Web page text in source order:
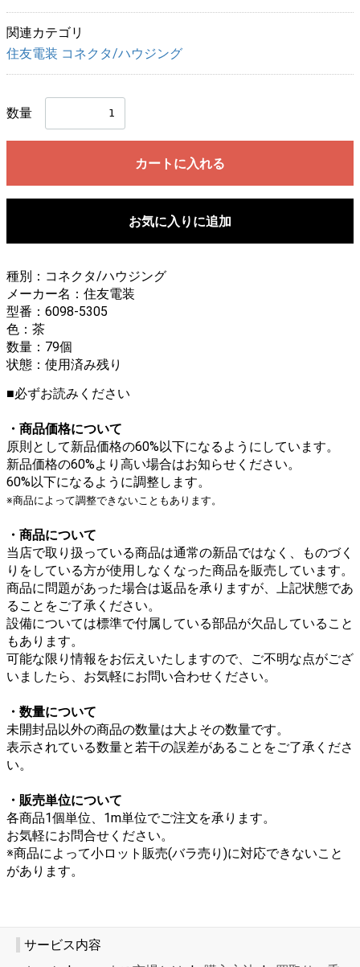
関連カテゴリ
住友電装 コネクタ/ハウジング
数量
カートに入れる
お気に入りに追加
種別：コネクタ/ハウジング
メーカー名：住友電装
型番：6098-5305
色：茶
数量：79個
状態：使用済み残り
■必ずお読みください
・商品価格について
原則として新品価格の60%以下になるようにしています。
新品価格の60%より高い場合はお知らせください。
60%以下になるように調整します。
※商品によって調整できないこともあります。
・商品について
当店で取り扱っている商品は通常の新品ではなく、ものづく
りをしている方が使用しなくなった商品を販売しています。
商品に問題があった場合は返品を承りますが、上記状態であ
ることをご了承ください。
設備については標準で付属している部品が欠品していること
もあります。
可能な限り情報をお伝えいたしますので、ご不明な点がござ
いましたら、お気軽にお問い合わせください。
・数量について
未開封品以外の商品の数量は大よその数量です。
表示されている数量と若干の誤差があることをご了承くださ
い。
・販売単位について
各商品1個単位、1m単位でご注文を承ります。
お気軽にお問合せください。
※商品によって小ロット販売(バラ売り)に対応できないこと
があります。
サービス内容